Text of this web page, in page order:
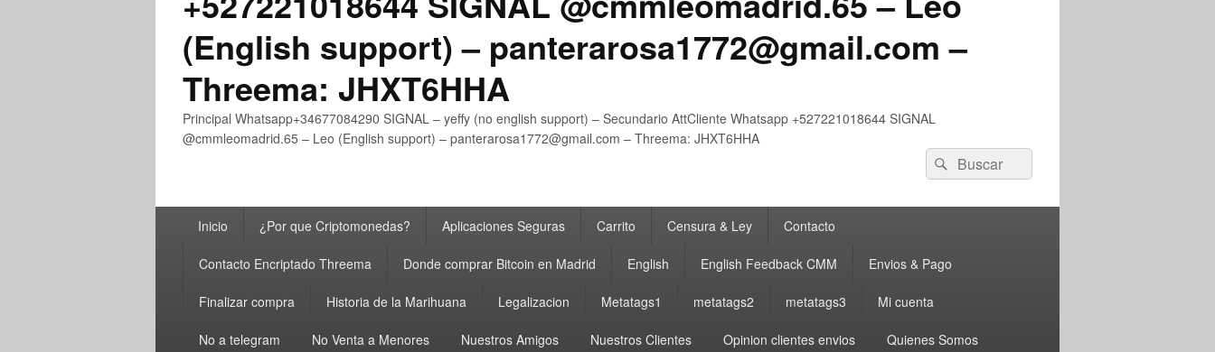
(English support) – panterarosa1772@gmail.com –
Threema: JHXT6HHA
Principal Whatsapp+34677084290 SIGNAL – yeffy (no english support) – Secundario AttCliente Whatsapp +527221018644 SIGNAL
@cmmleomadrid.65 – Leo (English support) – panterarosa1772@gmail.com – Threema: JHXT6HHA
Buscar
por:
Buscar
principalInicio ¿Por que Criptomonedas? Aplicaciones Seguras Carrito Censura & Ley Contacto
Contacto Encriptado Threema Donde comprar Bitcoin en Madrid English English Feedback CMM Envios & Pago
Finalizar compra Historia de la Marihuana Legalizacion Metatags1 metatags2 metatags3 Mi cuenta
No a telegram No Venta a Menores Nuestros Amigos Nuestros Clientes Opinion clientes envios Quienes Somos